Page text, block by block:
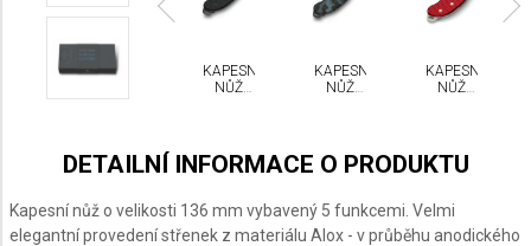
KAPESNÍ
VICTORINOX
KAPESNÍ
NŮŽ
ALOX
KAPESNÍ
NŮŽ
ALOX
KAPESNÍ
NŮŽ
DETAILNÍ INFORMACE O PRODUKTU
Kapesní nůž o velikosti 136 mm vybavený 5 funkcemi. Velmi
elegantní provedení střenek z materiálu Alox - v průběhu anodického